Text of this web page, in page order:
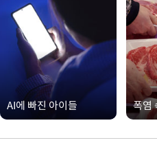
AI에 빠진 아이들 폭염